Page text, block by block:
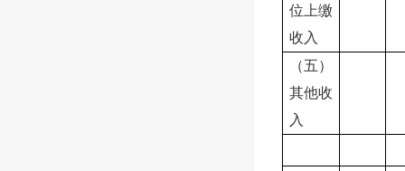
位上缴
收入
（五）
其他收
入